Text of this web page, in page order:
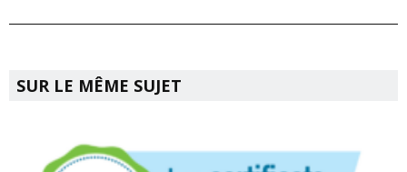
SUR LE MÊME SUJET